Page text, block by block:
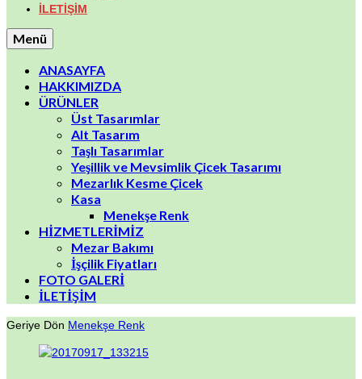
İLETİŞİM
Menü
ANASAYFA
HAKKIMIZDA
ÜRÜNLER
Üst Tasarımlar
Alt Tasarım
Taşlı Tasarımlar
Yeşillik ve Mevsimlik Çicek Tasarımı
Mezarlık Kesme Çicek
Kasa
Menekşe Renk
HİZMETLERİMİZ
Mezar Bakımı
İşçilik Fiyatları
FOTO GALERİ
İLETİŞİM
Geriye Dön Menekşe Renk